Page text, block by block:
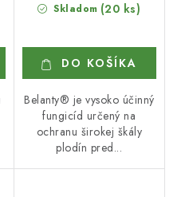
Skladom (20 ks)
DO KOŠÍKA
Belanty® je vysoko účinný
fungicíd určený na
ochranu širokej škály
plodín pred...